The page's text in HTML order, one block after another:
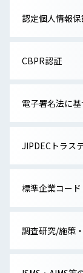
認定個人情報
CBPR認証
電子署名法に
JIPDECトラス
標準企業コード
調査研究/施策